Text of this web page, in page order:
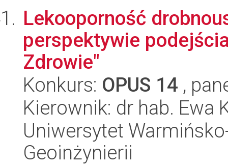
Lekooporność
perspektywie
Zdrowie"
Konkurs: OPUS 14 ,
Kierownik: dr hab. Ewa
Uniwersytet
Geoinżynierii